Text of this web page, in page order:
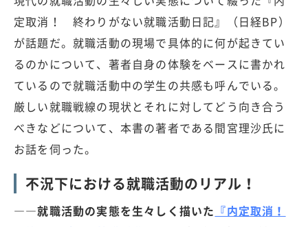
定取消！ 終わりがない就職活動日記』（日経BP）
が話題だ。就職活動の現場で具体的に何が起きてい
るのかについて、著者自身の体験をベースに書かれ
ているので就職活動中の学生の共感も呼んでいる。
厳しい就職戦線の現状とそれに対してどう向き合う
べきなどについて、本書の著者である間宮理沙氏に
お話を伺った。
不況下における就職活動のリアル！
――就職活動の実態を生々しく描いた 『内定取消！